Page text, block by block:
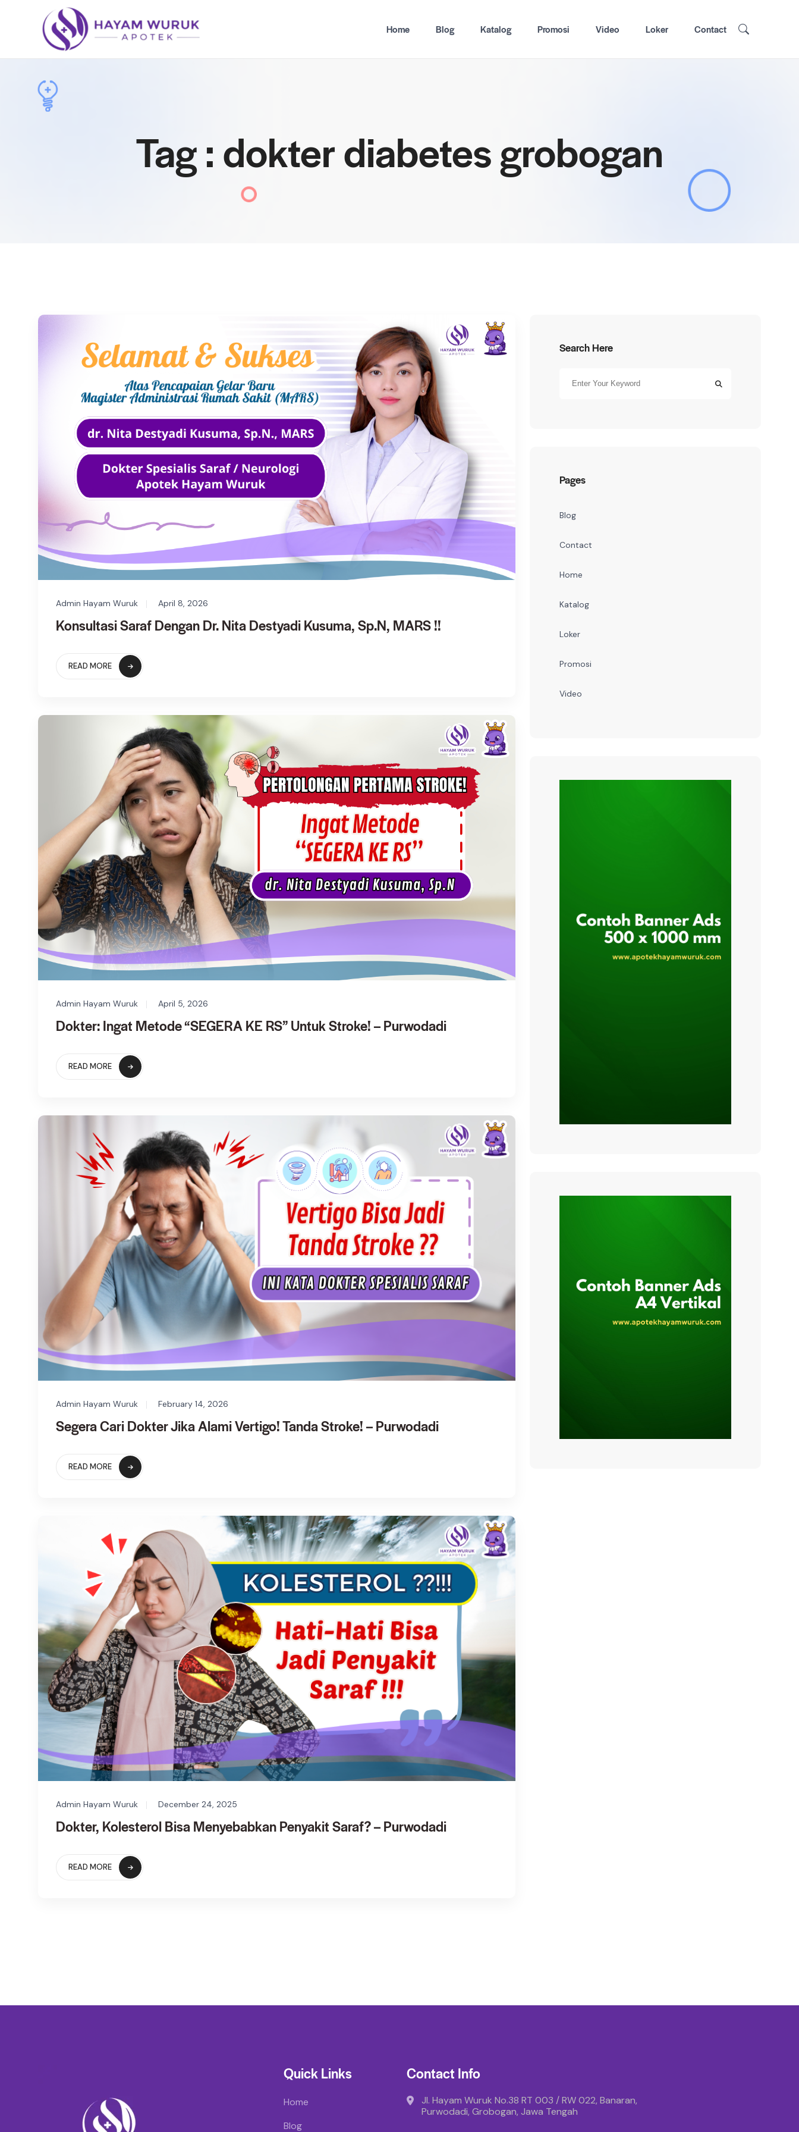
Home Blog Katalog Promosi Video Loker Contact
Tag : dokter diabetes grobogan
Admin Hayam Wuruk April 8, 2026
Konsultasi Saraf Dengan Dr. Nita Destyadi Kusuma, Sp.N, MARS !!
READ MORE
Admin Hayam Wuruk April 5, 2026
Dokter: Ingat Metode “SEGERA KE RS” Untuk Stroke! – Purwodadi
READ MORE
Admin Hayam Wuruk February 14, 2026
Segera Cari Dokter Jika Alami Vertigo! Tanda Stroke! – Purwodadi
READ MORE
Admin Hayam Wuruk December 24, 2025
Dokter, Kolesterol Bisa Menyebabkan Penyakit Saraf? – Purwodadi
READ MORE
Search Here
Pages
Blog
Contact
Home
Katalog
Loker
Promosi
Video
Quick Links
Home
Blog
Contact Info
Jl. Hayam Wuruk No.38 RT 003 / RW 022, Banaran,
Purwodadi, Grobogan, Jawa Tengah